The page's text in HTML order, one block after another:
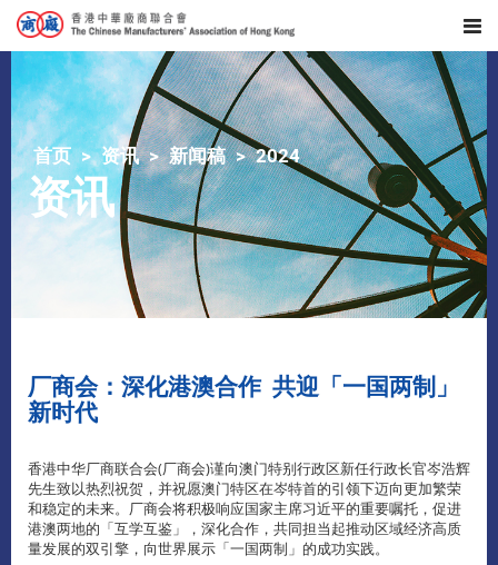
首页 资讯 新闻稿 2024
资讯
厂商会：深化港澳合作 共迎「一国两制」
新时代
香港中华厂商联合会(厂商会)谨向澳门特别行政区新任行政长官岑浩辉
先生致以热烈祝贺，并祝愿澳门特区在岑特首的引领下迈向更加繁荣
和稳定的未来。厂商会将积极响应国家主席习近平的重要嘱托，促进
港澳两地的「互学互鉴」，深化合作，共同担当起推动区域经济高质
量发展的双引擎，向世界展示「一国两制」的成功实践。